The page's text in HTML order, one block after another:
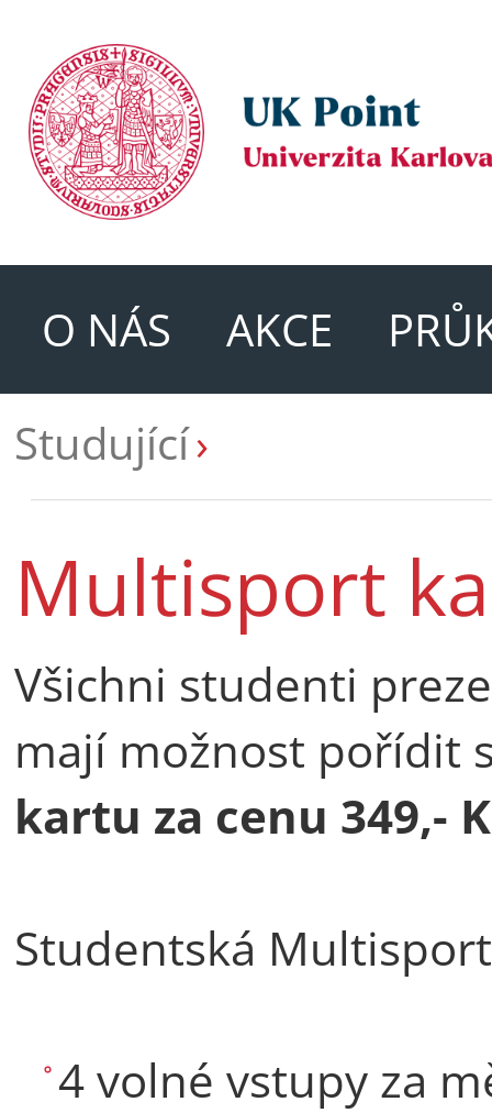
O NÁS AKCE
Studující
Multisport
Všichni studenti
mají možnost pořídit
kartu za cenu 349,-
Studentská
4 volné vstupy za